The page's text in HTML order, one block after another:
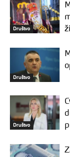
Društvo
Društvo
Društvo